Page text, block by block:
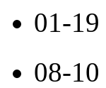
01-19
08-10